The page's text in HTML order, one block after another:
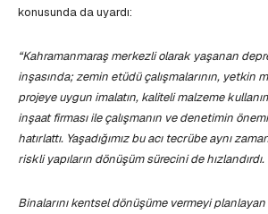
konusunda da uyardı:
“Kahramanmaraş merkezli olarak yaşanan
inşasında; zemin etüdü çalışmalarının, yetkin
projeye uygun imalatın, kaliteli malzeme
inşaat firması ile çalışmanın ve denetimin
hatırlattı. Yaşadığımız bu acı tecrübe aynı
riskli yapıların dönüşüm sürecini de hızlandırdı.
Binalarını kentsel dönüşüme vermeyi